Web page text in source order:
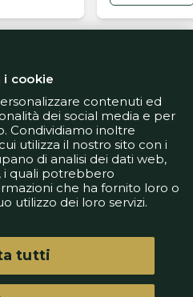
Privacy
Cookie
App
preferenze
i cookie
contenuti ed
dei social media e per
Condividiamo inoltre
utilizza il nostro sito con i
di analisi dei dati web,
i quali potrebbero
che ha fornito loro o
utilizzo dei loro servizi.
tutti